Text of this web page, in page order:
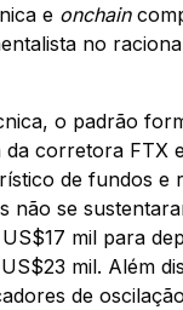
e onchain
no
o padrão
da corretora FTX
de fundos e
não se
mil para
mil. Além
de